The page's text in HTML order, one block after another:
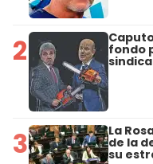
2 fondo
3 La
de la
su